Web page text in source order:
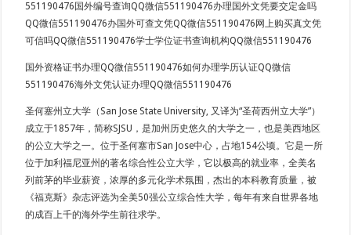
551190476国外编号查询QQ微信551190476办理国外文凭要交定金吗
QQ微信551190476办国外可查文凭QQ微信551190476网上购买真文凭
可信吗QQ微信551190476学士学位证书查询机构QQ微信551190476
国外资格证书办理QQ微信551190476如何办理学历认证QQ微信
551190476海外文凭认证办理QQ微信551190476
圣何塞州立大学（San Jose State University, 又译为“圣荷西州立大学”）
成立于1857年，简称SJSU，是加州历史悠久的大学之一，也是美西地区
的公立大学之一。位于圣何塞市San Jose中心，占地154公顷。它是一所
位于加利福尼亚州的著名综合性公立大学，它以极高的就业率，全美名
列前茅的毕业薪资，浓厚的多元化学术氛围，杰出的本科教育质量，被
《福克斯》杂志评选为全美50强公立综合性大学，每年有来自世界各地
的成百上千的海外学生前往求学。